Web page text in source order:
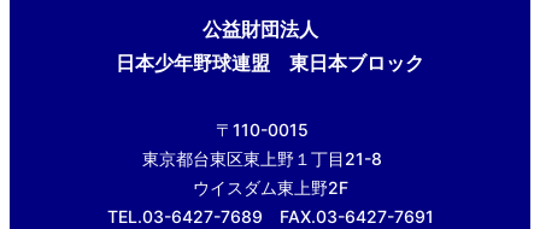
公益財団法人
日本少年野球連盟 東日本ブロック
〒110-0015
東京都台東区東上野１丁目21-8
ウイスダム東上野2F
TEL.03-6427-7689 FAX.03-6427-7691